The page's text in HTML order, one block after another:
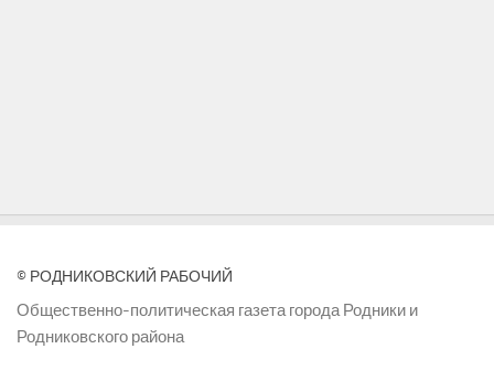
© РОДНИКОВСКИЙ РАБОЧИЙ
Общественно-политическая газета города Родники и
Родниковского района